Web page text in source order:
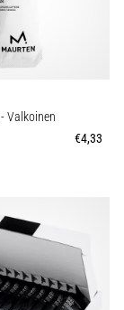
- Valkoinen
€4,33